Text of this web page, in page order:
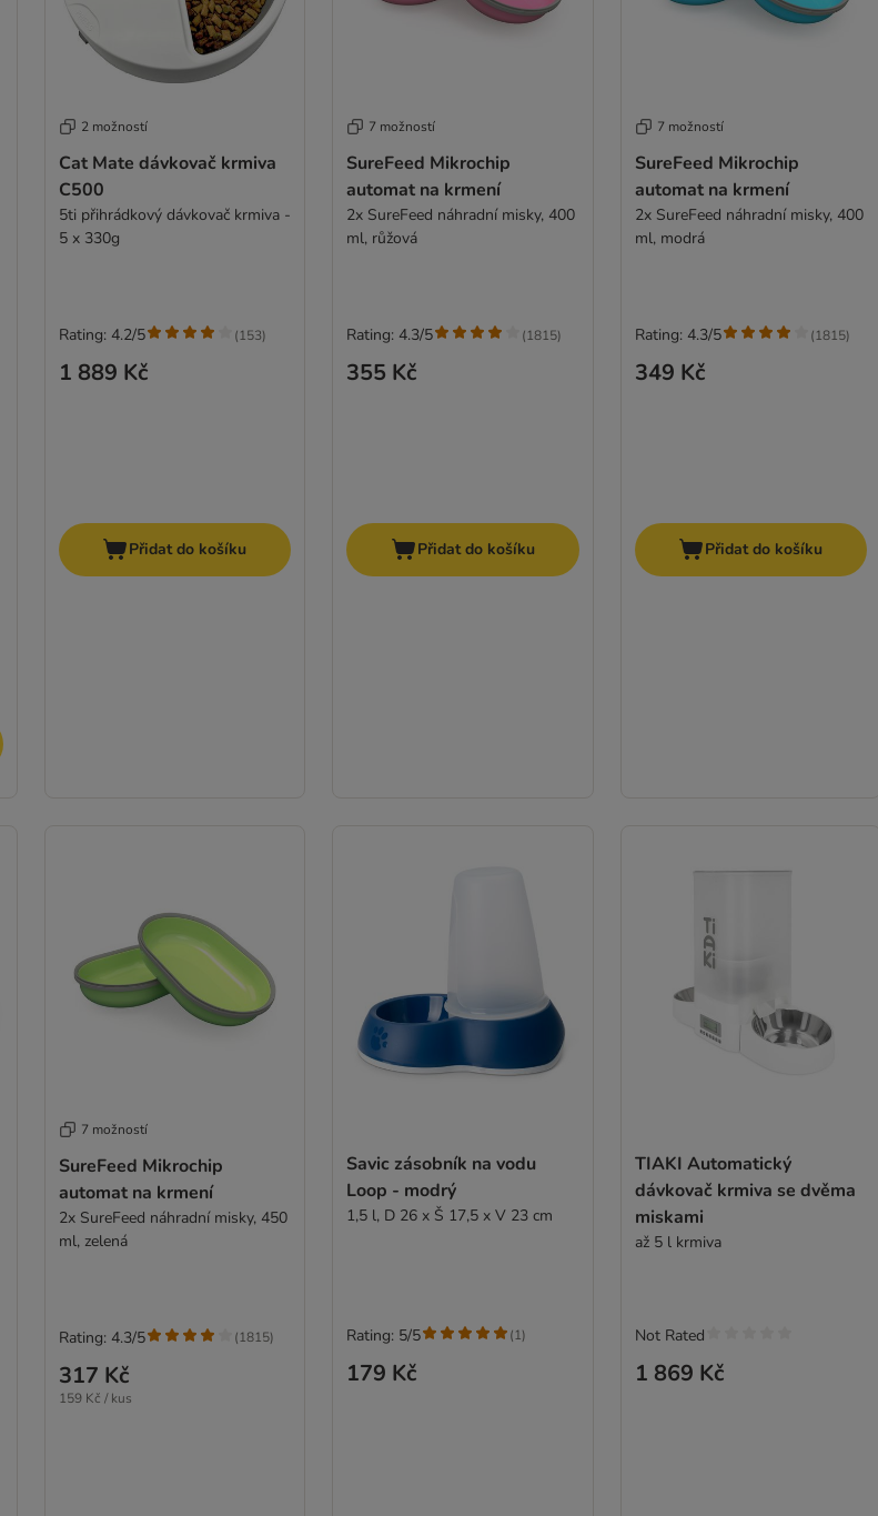
2 možností
Cat Mate dávkovač krmiva
C500
5ti přihrádkový dávkovač krmiva -
5 x 330g
1 889 Kč
Rating: 4.2/5 (153)
Přidat do košíku
7 možností
SureFeed Mikrochip
automat na krmení
2x SureFeed náhradní misky, 400
ml, růžová
355 Kč
Rating: 4.3/5 (1815)
Přidat do košíku
7 možností
SureFeed Mikrochip
automat na krmení
2x SureFeed náhradní misky, 400
ml, modrá
349 Kč
Rating: 4.3/5 (1815)
Přidat do košíku
7 možností
SureFeed Mikrochip
automat na krmení
2x SureFeed náhradní misky, 450
ml, zelená
317 Kč
159 Kč / kus
Rating: 4.3/5 (1815)
Savic zásobník na vodu
Loop - modrý
1,5 l, D 26 x Š 17,5 x V 23 cm
179 Kč
Rating: 5/5 (1)
TIAKI Automatický
dávkovač krmiva se dvěma
miskami
až 5 l krmiva
1 869 Kč
Not Rated